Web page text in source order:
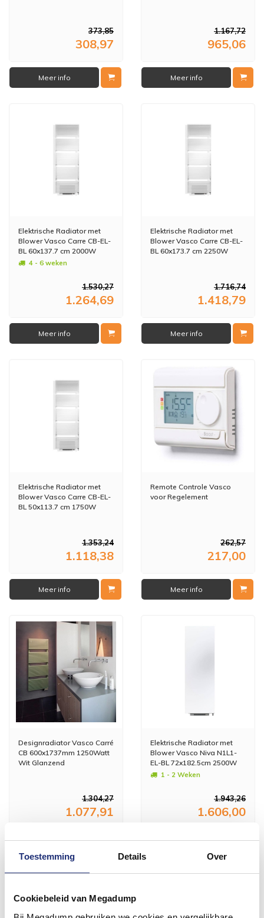
Toestemming Details Over
Cookiebeleid van Megadump
373,85
308,97
Meer info
1.167,72
965,06
Meer info
Elektrische Radiator met
Blower Vasco Carre CB-EL-
BL 60x137.7 cm 2000W
Verkeerswit
4 - 6 weken
1.530,27
1.264,69
Meer info
Elektrische Radiator met
Blower Vasco Carre CB-EL-
BL 60x173.7 cm 2250W
1.716,74
1.418,79
Meer info
Elektrische Radiator met
Blower Vasco Carre CB-EL-
BL 50x113.7 cm 1750W
1.353,24
1.118,38
Meer info
Remote Controle Vasco
voor Regelement
262,57
217,00
Meer info
Designradiator Vasco Carré
CB 600x1737mm 1250Watt
Wit Glanzend
1.304,27
1.077,91
Elektrische Radiator met
Blower Vasco Niva N1L1-
EL-BL 72x182.5cm 2500W
Verkeerswit
1 - 2 Weken
1.943,26
1.606,00